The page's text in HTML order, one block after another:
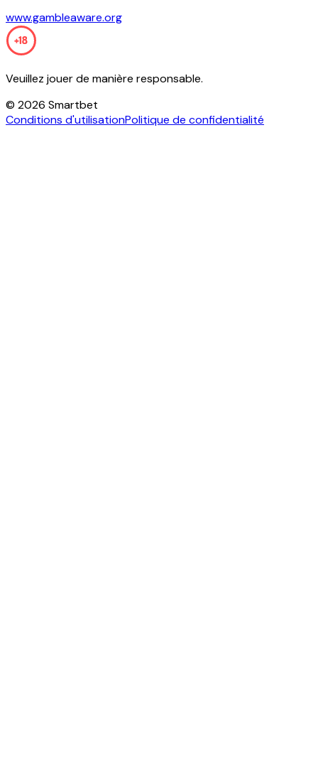
www.gambleaware.org
Veuillez jouer de manière responsable.
© 2026 Smartbet
Conditions d'utilisationPolitique de confidentialité